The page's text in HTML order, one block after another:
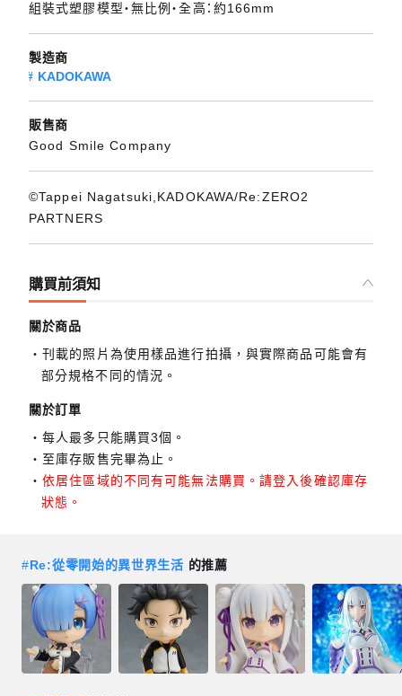
組裝式塑膠模型・無比例・全高：約166mm
製造商
KADOKAWA
販售商
Good Smile Company
©Tappei Nagatsuki,KADOKAWA/Re:ZERO2
PARTNERS
購買前須知
關於商品
刊載的照片為使用樣品進行拍攝，與實際商品可能會有
部分規格不同的情況。
關於訂單
每人最多只能購買3個。
至庫存販售完畢為止。
依居住區域的不同有可能無法購買。請登入後確認庫存
狀態。
#Re:從零開始的異世界生活 的推薦